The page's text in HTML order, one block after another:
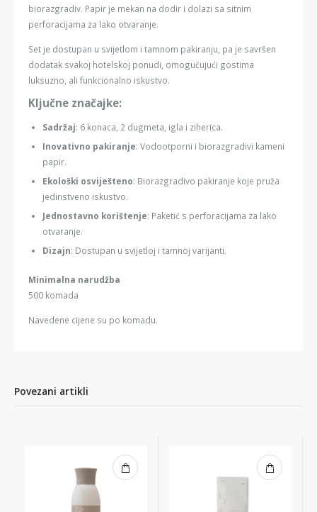
biorazgradiv. Papir je mekan na dodir i dolazi sa sitnim
perforacijama za lako otvaranje.
Set je dostupan u svijetlom i tamnom pakiranju, pa je savršen
dodatak svakoj hotelskoj ponudi, omogućujući gostima
luksuzno, ali funkcionalno iskustvo.
Ključne značajke:
Sadržaj: 6 konaca, 2 dugmeta, igla i ziherica.
Inovativno pakiranje: Vodootporni i biorazgradivi kameni
papir.
Ekološki osviješteno: Biorazgradivo pakiranje koje pruža
jedinstveno iskustvo.
Jednostavno korištenje: Paketić s perforacijama za lako
otvaranje.
Dizajn: Dostupan u svijetloj i tamnoj varijanti.
Minimalna narudžba
500 komada
Navedene cijene su po komadu.
Povezani artikli